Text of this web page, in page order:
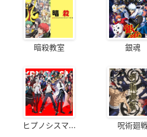
暗殺教室 銀魂
ヒプノシスマ... 呪術廻